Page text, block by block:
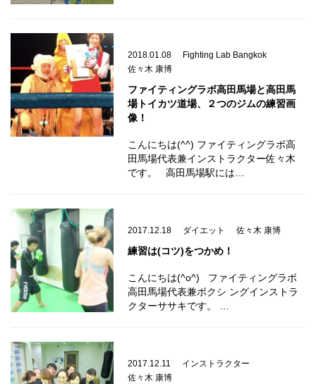
2018.01.08
Fighting Lab Bangkok
佐々木 康博
ファイティングラボ高田馬場と高田馬
場トイカツ道場、２つのジムの練習画
像！
こんにちは(^^) ファイティングラボ高
田馬場代表兼インストラクター佐々木
です。 高田馬場駅には…
2017.12.18 ダイエット 佐々木 康博
練習は(コツ)をつかめ！
こんにちは(^o^) ファイティングラボ
高田馬場代表兼ボクシ ングインストラ
クターササキです。 …
2017.12.11
インストラクター
佐々木 康博